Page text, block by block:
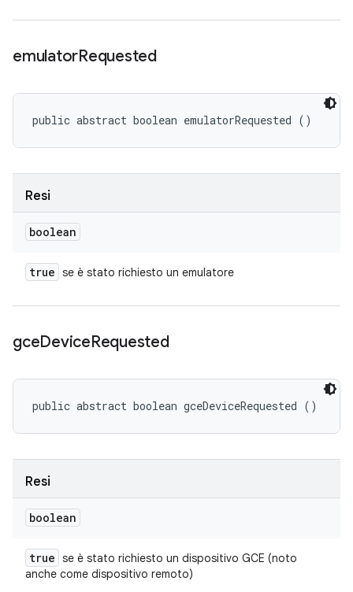
emulatorRequested
public abstract boolean emulatorRequested ()
Resi
boolean
true se è stato richiesto un emulatore
gceDeviceRequested
public abstract boolean gceDeviceRequested ()
Resi
boolean
true se è stato richiesto un dispositivo GCE (noto
anche come dispositivo remoto)